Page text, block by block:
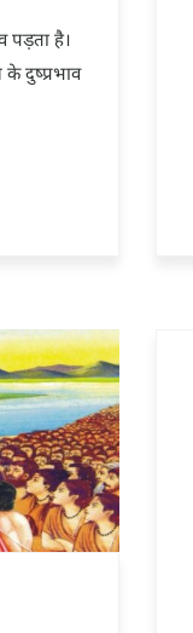
पड़ता है।
के दुष्प्रभाव